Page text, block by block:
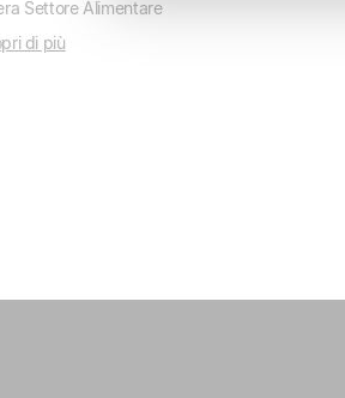
Settore Alimentare
di più